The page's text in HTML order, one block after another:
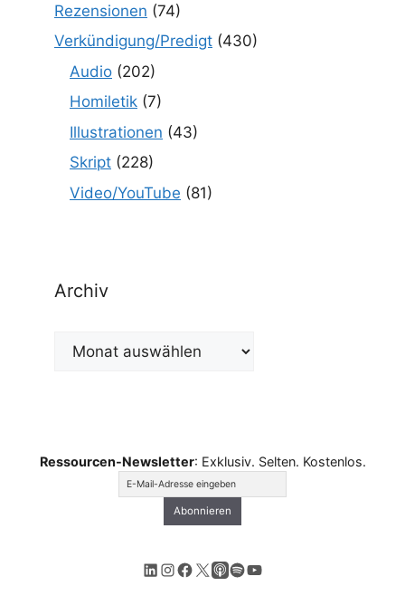
Rezensionen (74)
Verkündigung/Predigt (430)
Audio (202)
Homiletik (7)
Illustrationen (43)
Skript (228)
Video/YouTube (81)
Archiv
Archiv
Ressourcen-Newsletter: Exklusiv. Selten. Kostenlos.
LinkedIn
Instagram
Facebook
X Apple Podcasts
Spotify
YouTube